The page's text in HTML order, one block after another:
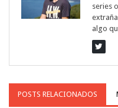
series
algo
POSTS RELACIONADOS